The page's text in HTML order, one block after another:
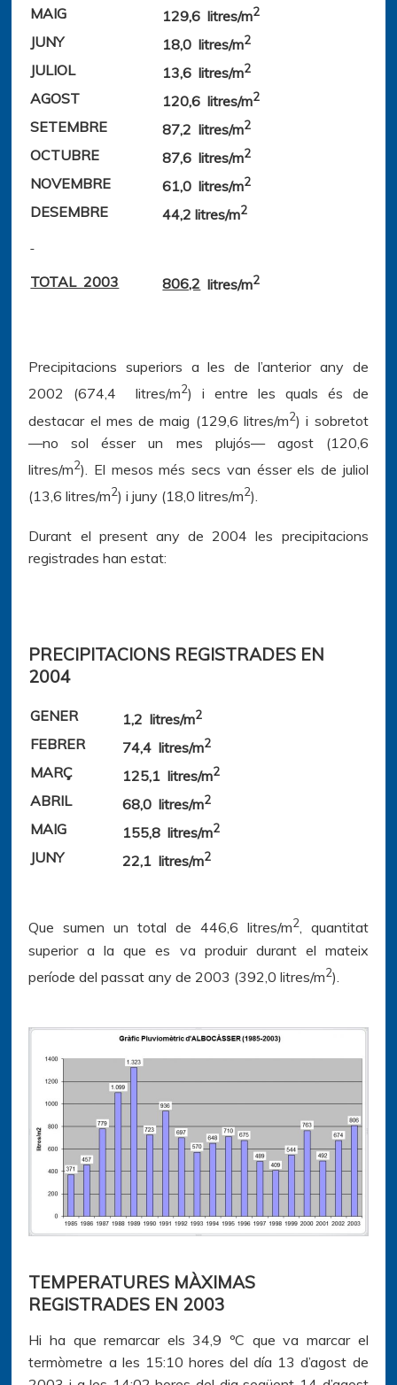
MAIG 129,6 litres/m2
JUNY 18,0 litres/m2
JULIOL 13,6 litres/m2
AGOST 120,6 litres/m2
SETEMBRE 87,2 litres/m2
OCTUBRE 87,6 litres/m2
NOVEMBRE 61,0 litres/m2
DESEMBRE 44,2 litres/m2
TOTAL 2003 806,2 litres/m2
Precipitacions superiors a les de l’anterior any de
2002 (674,4 litres/m2) i entre les quals és de
destacar el mes de maig (129,6 litres/m2) i sobretot
—no sol ésser un mes plujós— agost (120,6
litres/m2). El mesos més secs van ésser els de juliol
(13,6 litres/m2) i juny (18,0 litres/m2).
Durant el present any de 2004 les precipitacions
registrades han estat:
PRECIPITACIONS REGISTRADES EN
2004
GENER 1,2 litres/m2
FEBRER 74,4 litres/m2
MARÇ 125,1 litres/m2
ABRIL 68,0 litres/m2
MAIG 155,8 litres/m2
JUNY 22,1 litres/m2
Que sumen un total de 446,6 litres/m2, quantitat
superior a la que es va produir durant el mateix
període del passat any de 2003 (392,0 litres/m2).
TEMPERATURES MÀXIMAS
REGISTRADES EN 2003
Hi ha que remarcar els 34,9 ºC que va marcar el
termòmetre a les 15:10 hores del día 13 d’agost de